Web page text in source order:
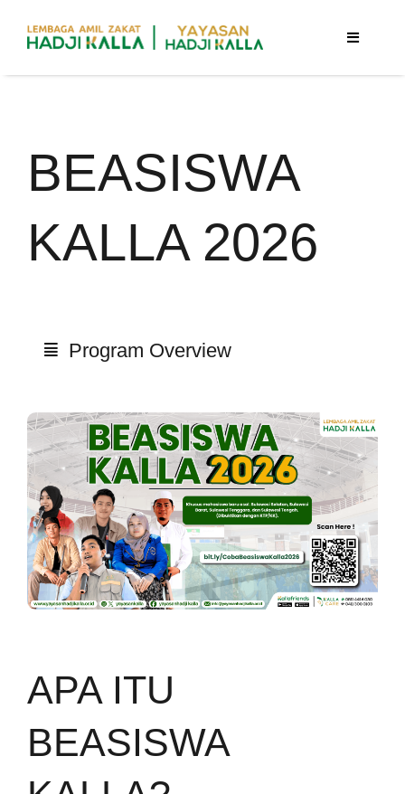
content
Toggle
Berita
Program
Publikasi
BEASISWA
KALLA 2026
APA ITU
BEASISWA
program bantuan pendidikan berupa